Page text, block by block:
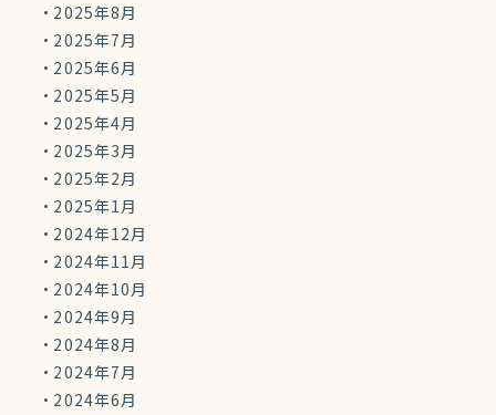
2025年8月
2025年7月
2025年6月
2025年5月
2025年4月
2025年3月
2025年2月
2025年1月
2024年12月
2024年11月
2024年10月
2024年9月
2024年8月
2024年7月
2024年6月